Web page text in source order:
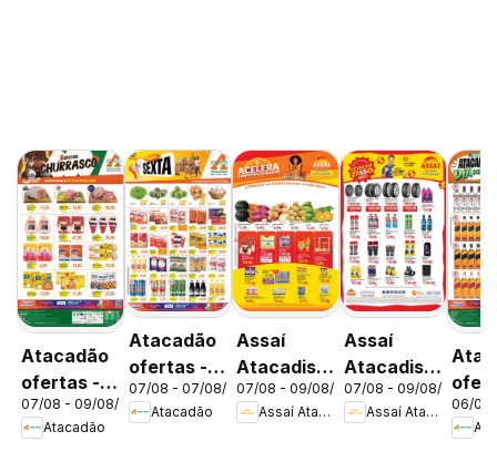
Atacadão
ofertas -
DF
07/08 - 09/08/2026
Atacadão
Atacadão
ofertas -
DF
07/08 - 07/08/2026
Atacadão
Assaí
Atacadista
ofertas -
DF
07/08 - 09/08/2026
Assaí Atacadista
Assaí
Atacadista
ofertas -
DF
07/08 - 09/08/2026
Assaí Atacadista
DF
06/08